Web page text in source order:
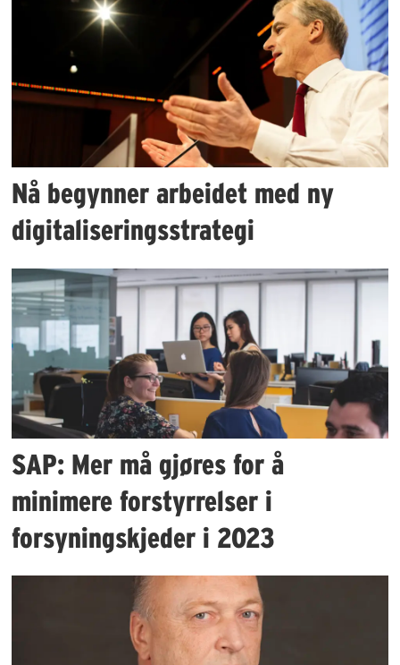
Nå begynner arbeidet med ny
digitaliseringsstrategi
SAP: Mer må gjøres for å
minimere forstyrrelser i
forsyningskjeder i 2023